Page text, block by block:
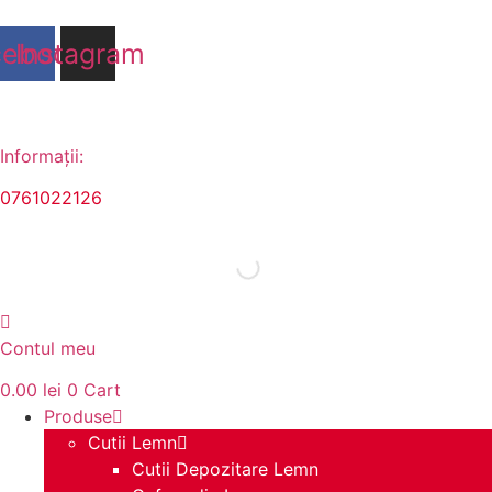
conținut
Instagram
Informații:
0761022126
Contul meu
0.00 lei 0 Cart
Produse
Cutii Lemn
Cutii Depozitare Lemn